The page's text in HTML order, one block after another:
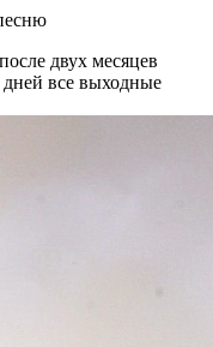
двух месяцев
все выходные